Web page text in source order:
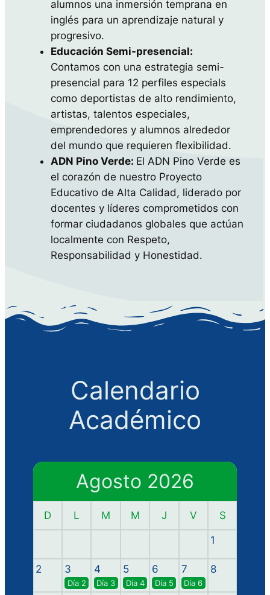
alumnos una inmersión temprana en
inglés para un aprendizaje natural y
progresivo.
Educación Semi-presencial:
Contamos con una estrategia semi-
presencial para 12 perfiles especials
como deportistas de alto rendimiento,
artistas, talentos especiales,
emprendedores y alumnos alrededor
del mundo que requieren flexibilidad.
ADN Pino Verde: El ADN Pino Verde es
el corazón de nuestro Proyecto
Educativo de Alta Calidad, liderado por
docentes y líderes comprometidos con
formar ciudadanos globales que actúan
localmente con Respeto,
Responsabilidad y Honestidad.
Calendario
Académico
Agosto 2026
D L M M J V S
1
2 3
Día 2
4
Día 3
5
Día 4
6
Día 5
7
Día 6
8